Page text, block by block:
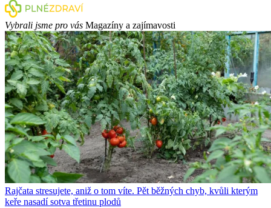
Vybrali jsme pro vás Magazíny a zajímavosti
Rajčata stresujete, aniž o tom víte. Pět běžných chyb, kvůli kterým
keře nasadí sotva třetinu plodů